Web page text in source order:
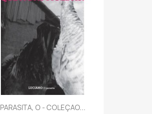
PARASITA, O - COLEÇAO...